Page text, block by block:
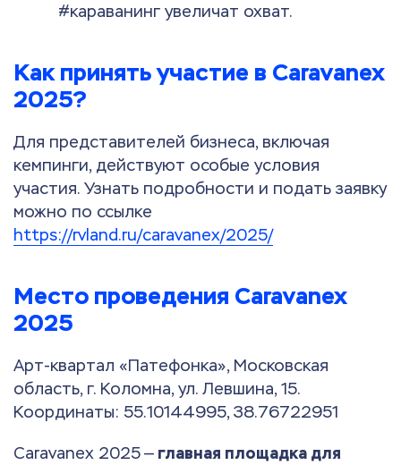
#караванинг увеличат охват.
Как принять участие в Caravanex
2025?
Для представителей бизнеса, включая
кемпинги, действуют особые условия
участия. Узнать подробности и подать заявку
можно по ссылке
https://rvland.ru/caravanex/2025/
Место проведения Caravanex
2025
Арт-квартал «Патефонка», Московская
область, г. Коломна, ул. Левшина, 15.
Координаты: 55.10144995, 38.76722951
Caravanex 2025 — главная площадка для